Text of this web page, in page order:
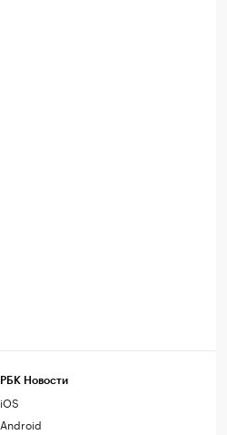
РБК Новости
iOS
Android